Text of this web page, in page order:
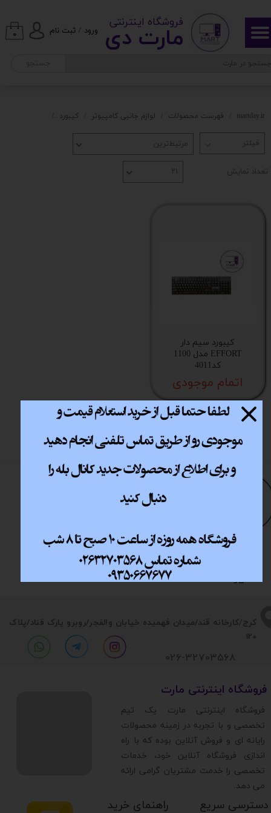
ورود / ثبت نام
حساب کاربری من
تغییر گذر واژه
خروج از حساب کاربری
۰ مارت دی​​​​​​
​ ​فروشگاه اینترنتی
martday.ir فهرست محصولات لوازم جانبی کامپیوتر کیبورد
مرتبط‌ترین
تعداد نمایش ۲۱
کیبورد سیم دار
EFFORT مدل 1100
کد4011
اتمام موجودی
​​کرج/کارخانه قند/میدان فهمیده خیابان والفجر/روبرو پارک قناد/پلاک
120
دسترسی سریع راهنمای خرید
​فروشگاه اینترنتی مارت
​فروشگاه اینترنتی مارت یک تیم
تخصصی و با تجربه در زمینه محصولات
رایانه ای و فروش آنلاین بوده که با راه
اندازی فروشگاه آنلاین خود، خدمات
تخصصی را خدمت مشتریان گرامی ارائه
می دهد.
026-32703568
مــــــــارت​​​​​​
​ ​فروشگاه اینترنتی
تحویل اکسپرس
(تهران)​​​​​​​
پشتیبانی بر خط​​​​​​​
کالا​​​​​​​